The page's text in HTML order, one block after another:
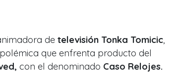
de televisión Tonka Tomicic
que enfrenta producto del
con el denominado Caso Relojes.